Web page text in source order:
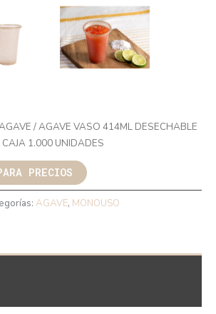
/ AGAVE VASO 414ML DESECHABLE
1.000 UNIDADES
PRECIOS
AGAVE, MONOUSO